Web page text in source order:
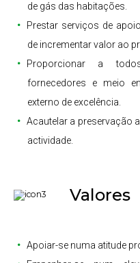
de gás das habitações.
Prestar serviços de
de incrementar valor ao
Proporcionar a
fornecedores e meio
externo de excelência.
Acautelar a preservação
actividade.
Valores
Apoiar-se numa atitude